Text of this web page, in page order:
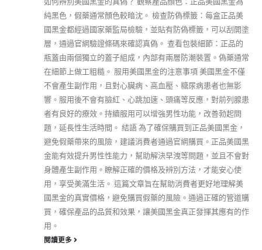
純黑色，假藥通常顏色較暗沈。 檢查防偽標籤：每盒正品美
國黑金都經過國家藥監局檢驗，並貼有防偽標籤，可以刮開塗
層，通過官網驗證條碼來確認真偽。 查看包裝細節：正品的
瓶蓋由兩個獨立的蓋子組成，內部有兩層防潮裝置。偽藥通常
在細節上做工粗糙。 服用美國黑金的注意事項 美國黑金不僅
不會產生副作用，且對心臟病、高血壓、糖尿病患者也無影
響。服用後不會有臉紅、心跳加速、頭痛等反應，對前列腺患
者有良好的療效。持續服用可以增強男性功能，改善勃起問
題，延長性生活時間。 結語 為了確保購買到正品美國黑金，
避免假藥帶來的風險，建議消費者通過官網購買。正品美國黑
金能有效提升男性性能力，幫助解決早洩等問題，並且不會對
身體產生副作用。瞭解正確的價格及辨別方法，才能安心使
用，享受美滿生活。 這篇文章旨在幫助消費者更好地理解美
國黑金的真實價格，避免購買假藥的風險。通過正確的管道購
買，確保產品的品質和效果，讓美國黑金真正發揮其應有的作
用。
閱讀更多